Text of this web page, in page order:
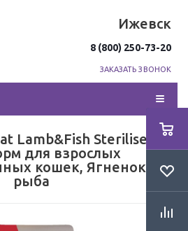
Ижевск
8 (800) 250-73-20
ЗАКАЗАТЬ ЗВОНОК
Lamb&Fish Sterilised
для взрослых
кошек, Ягненок и
рыба